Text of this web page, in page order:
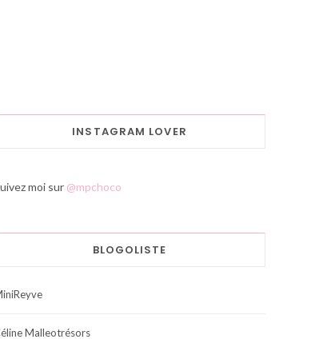
INSTAGRAM LOVER
moi sur @mpchoco
BLOGOLISTE
Malleotrésors